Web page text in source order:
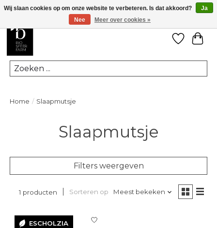
Zoeken
Home / Slaapmutsje
Slaapmutsje
Filters weergeven
1 producten Sorteren op Meest bekeken
ESCHOLZIA
Wij slaan cookies op om onze website te verbeteren. Is dat akkoord?
Ja
Nee
Meer over cookies »